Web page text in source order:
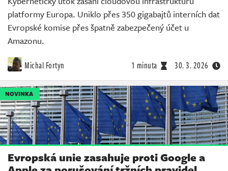
platformy Europa. Uniklo přes 350 gigabajtů interních dat
Evropské komise přes špatně zabezpečený účet u
Amazonu.
Michal Fortyn 1 minuta 30. 3. 2026
NOVINKA
Evropská unie zasahuje proti Google a